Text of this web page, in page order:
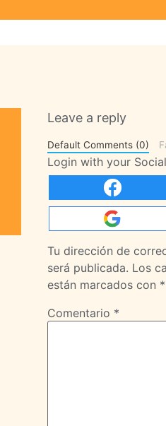
Leave a reply
Default Comments (0)
Login with your
Tu dirección de
será publicada. Los
están marcados con *
Comentario *